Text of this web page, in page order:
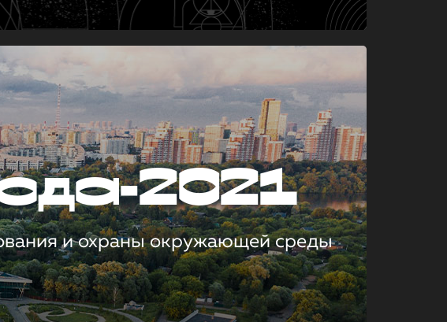
2021
и охраны окружающей среды